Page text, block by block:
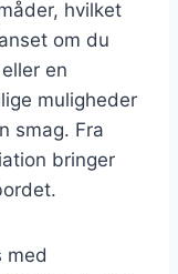
hvilket
om du
en
muligheder
smag. Fra
bringer
med